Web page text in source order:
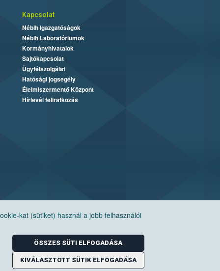
kat (sütiket) használ a jobb felhasználói
ÖSSZES SÜTI ELFOGADÁSA
KIVÁLASZTOTT SÜTIK ELFOGADÁSA
Kapcsolat
Nébih Igazgatóságok
Nébih Laboratóriumok
Kormányhivatalok
Sajtókapcsolat
Ügyfélszolgálat
Hatósági jogsegély
Élelmiszermentő Központ
Hírlevél feliratkozás